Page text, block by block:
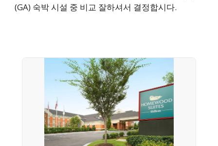
(GA) 숙박 시설 중 비교 잘하셔서 결정합시다.